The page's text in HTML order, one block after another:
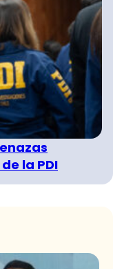
la PDI